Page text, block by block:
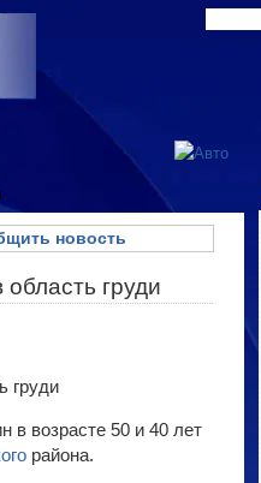
новость
груди
в возрасте 50 и 40 лет
района.